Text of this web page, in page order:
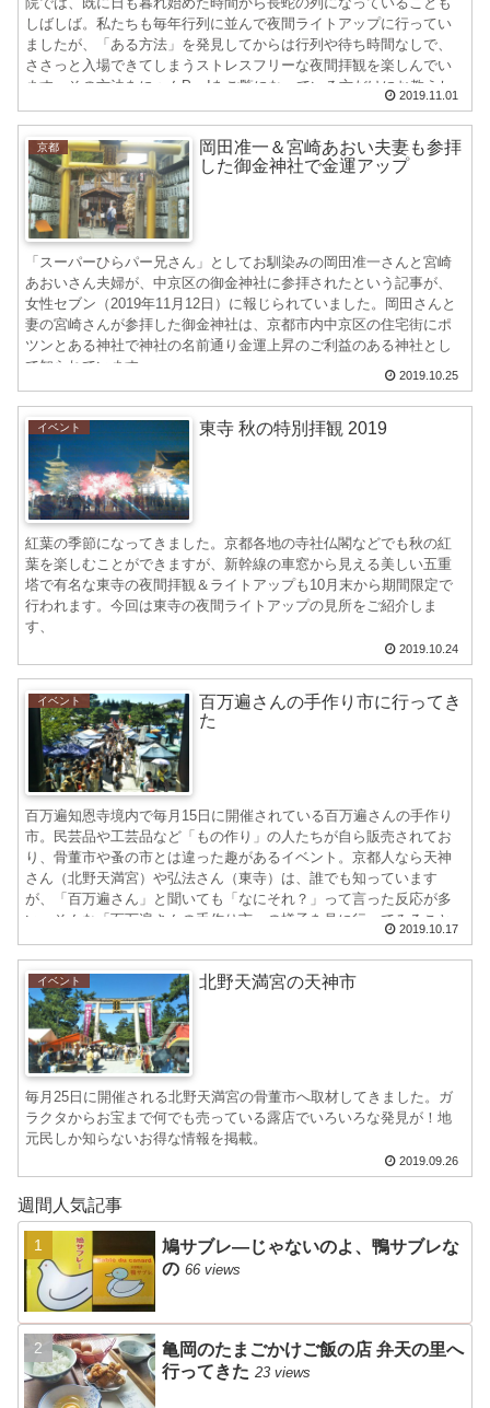
しばしば。私たちも毎年行列に並んで夜間ライトアップに行ってい
ましたが、「ある方法」を発見してからは行列や待ち時間なしで、
ささっと入場できてしまうストレスフリーな夜間拝観を楽しんでい
ます。その方法をにゃんPon!をご覧になっている方だけにお教えし
ます。
2019.11.01
京都
岡田准一＆宮崎あおい夫妻も参拝
した御金神社で金運アップ
「スーパーひらパー兄さん」としてお馴染みの岡田准一さんと宮崎
あおいさん夫婦が、中京区の御金神社に参拝されたという記事が、
女性セブン（2019年11月12日）に報じられていました。岡田さんと
妻の宮崎さんが参拝した御金神社は、京都市内中京区の住宅街にポ
ツンとある神社で神社の名前通り金運上昇のご利益のある神社とし
て知られています。
2019.10.25
イベント 東寺 秋の特別拝観 2019
紅葉の季節になってきました。京都各地の寺社仏閣などでも秋の紅
葉を楽しむことができますが、新幹線の車窓から見える美しい五重
塔で有名な東寺の夜間拝観＆ライトアップも10月末から期間限定で
行われます。今回は東寺の夜間ライトアップの見所をご紹介しま
す、
2019.10.24
イベント
百万遍さんの手作り市に行ってき
た
百万遍知恩寺境内で毎月15日に開催されている百万遍さんの手作り
市。民芸品や工芸品など「もの作り」の人たちが自ら販売されてお
り、骨董市や蚤の市とは違った趣があるイベント。京都人なら天神
さん（北野天満宮）や弘法さん（東寺）は、誰でも知っています
が、「百万遍さん」と聞いても「なにそれ？」って言った反応が多
い。そんな「百万遍さんの手作り市」の様子を見に行ってみること
にしました。
2019.10.17
イベント 北野天満宮の天神市
毎月25日に開催される北野天満宮の骨董市へ取材してきました。ガ
ラクタからお宝まで何でも売っている露店でいろいろな発見が！地
元民しか知らないお得な情報を掲載。
2019.09.26
週間人気記事
鳩サブレ―じゃないのよ、鴨サブレな
の 66 views
亀岡のたまごかけご飯の店 弁天の里へ
行ってきた 23 views